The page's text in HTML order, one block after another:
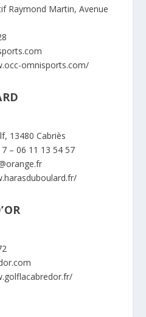
Raymond Martin, Avenue
omnisports.com/
13480 Cabriès
– 06 11 13 54 57